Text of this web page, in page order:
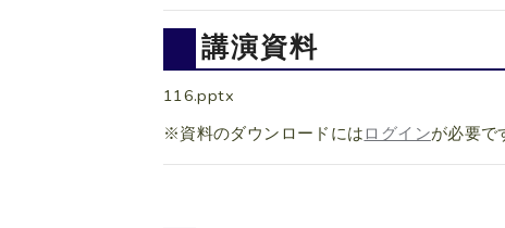
講演資料
116.pptx
※資料のダウンロードには ログインが必要で